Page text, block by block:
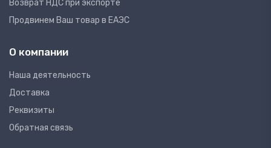
Возврат НДС при экспорте
Продвинем Ваш товар в ЕАЭС
О компании
Наша деятельность
Доставка
Реквизиты
Обратная связь